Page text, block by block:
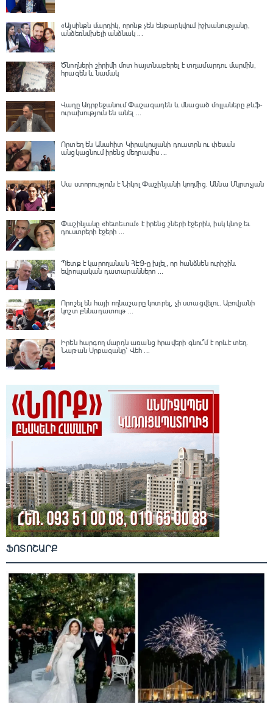
«Այսինքն մարդիկ, որոնք չեն ենթարկվում իշխանությանը,
անձեռնմխելի անձնակ ...
Ծնողների շիրիմի մոտ հայտնաբերել է տղամարդու մարմին,
հրազեն և նամակ
Վաղը Ադրբեջանում Փաշազադեն և մնացած մոլլաները քևֆ-
ուրախություն են անել ...
Որտեղ են Անահիտ Կիրակոսյանի դուստրն ու փեսան
անցկացնում իրենց մեղրամիս ...
Սա ստորություն է Նիկոլ Փաշինյանի կողմից․ Աննա Մկրտչյան
Փաշինյանը «հետեւում» է իրենց շների էջերին, իսկ կնոջ եւ
դուստրերի էջերի ...
Պետք է կարողանան ՀԷՑ-ը խլել, որ հանձնեն ուրիշին.
եվրոպական դատարաններո ...
Որոշել են հայի ողնաշարը կոտրել, չի ստացվելու․ Աբովյանի
կոշտ քննադատութ ...
Իրեն հարգող մարդն առանց հրավերի գնու՞մ է որևէ տեղ.
Նաթան Սրբազանը՝ Վեհ ...
ՖՈՏՈՇԱՐՔ